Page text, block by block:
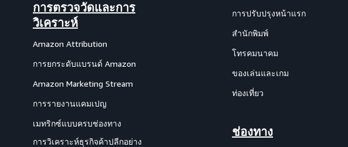
การตรวจวัดและการ
วิเคราะห์
Amazon Attribution
การยกระดับแบรนด์ Amazon
Amazon Marketing Stream
การรายงานแคมเปญ
เมทริกซ์แบบครบช่องทาง
การวิเคราะห์ธุรกิจค้าปลีกอย่าง
การปรับปรุงหน้าแรก
สำนักพิมพ์
โทรคมนาคม
ของเล่นและเกม
ท่องเที่ยว
ช่องทาง